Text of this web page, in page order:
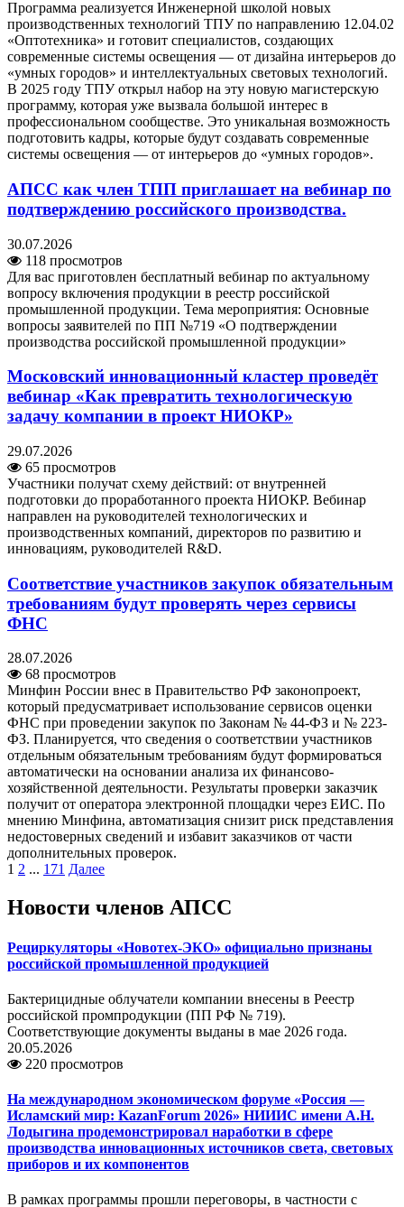
Программа реализуется Инженерной школой новых
производственных технологий ТПУ по направлению 12.04.02
«Оптотехника» и готовит специалистов, создающих
современные системы освещения — от дизайна интерьеров до
«умных городов» и интеллектуальных световых технологий.
В 2025 году ТПУ открыл набор на эту новую магистерскую
программу, которая уже вызвала большой интерес в
профессиональном сообществе. Это уникальная возможность
подготовить кадры, которые будут создавать современные
системы освещения — от интерьеров до «умных городов».
АПСС как член ТПП приглашает на вебинар по
подтверждению российского производства.
30.07.2026
118 просмотров
Для вас приготовлен бесплатный вебинар по актуальному
вопросу включения продукции в реестр российской
промышленной продукции. Тема мероприятия: Основные
вопросы заявителей по ПП №719 «О подтверждении
производства российской промышленной продукции»
Московский инновационный кластер проведёт
вебинар «Как превратить технологическую
задачу компании в проект НИОКР»
29.07.2026
65 просмотров
Участники получат схему действий: от внутренней
подготовки до проработанного проекта НИОКР. Вебинар
направлен на руководителей технологических и
производственных компаний, директоров по развитию и
инновациям, руководителей R&D.
Соответствие участников закупок обязательным
требованиям будут проверять через сервисы
ФНС
28.07.2026
68 просмотров
Минфин России внес в Правительство РФ законопроект,
который предусматривает использование сервисов оценки
ФНС при проведении закупок по Законам № 44-ФЗ и № 223-
ФЗ. Планируется, что сведения о соответствии участников
отдельным обязательным требованиям будут формироваться
автоматически на основании анализа их финансово-
хозяйственной деятельности. Результаты проверки заказчик
получит от оператора электронной площадки через ЕИС. По
мнению Минфина, автоматизация снизит риск представления
недостоверных сведений и избавит заказчиков от части
дополнительных проверок.
1 2 ... 171 Далее
Новости членов АПСС
Рециркуляторы «Новотех-ЭКО» официально признаны
российской промышленной продукцией
Бактерицидные облучатели компании внесены в Реестр
российской промпродукции (ПП РФ № 719).
Соответствующие документы выданы в мае 2026 года.
20.05.2026
220 просмотров
На международном экономическом форуме «Россия —
Исламский мир: KazanForum 2026» НИИИС имени А.Н.
Лодыгина продемонстрировал наработки в сфере
производства инновационных источников света, световых
приборов и их компонентов
В рамках программы прошли переговоры, в частности с